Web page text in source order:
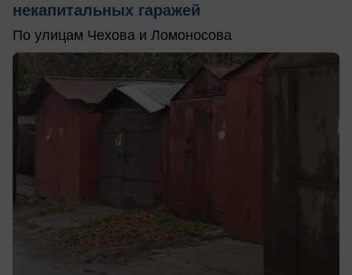
некапитальных гаражей
По улицам Чехова и Ломоносова